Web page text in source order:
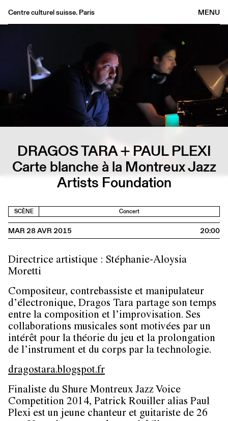
MENU
Centre culturel suisse. Paris
Librairie
Buvette
Archives
Médiathèque
/EN
DRAGOS TARA + PAUL PLEXI
Carte blanche à la Montreux Jazz
Artists Foundation
SCÈNE Concert
MAR 28 AVR 2015 20:00
Directrice artistique : Stéphanie-Aloysia
Moretti
Compositeur, contrebassiste et manipulateur
d’électronique, Dragos Tara partage son temps
entre la composition et l’improvisation. Ses
collaborations musicales sont motivées par un
intérêt pour la théorie du jeu et la prolongation
de l’instrument et du corps par la technologie.
dragostara.blogspot.fr
Finaliste du Shure Montreux Jazz Voice
Competition 2014, Patrick Rouiller alias Paul
Plexi est un jeune chanteur et guitariste de 26